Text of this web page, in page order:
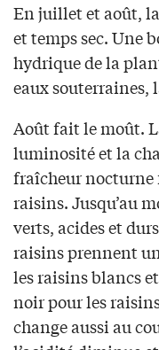
En juillet et août,
et temps sec. Une
hydrique de la
eaux souterraines,
Août fait le moût.
luminosité et la
fraîcheur nocturne
raisins. Jusqu’au
verts, acides et
raisins prennent
les raisins blancs
noir pour les
change aussi au